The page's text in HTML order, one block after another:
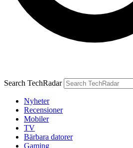
Search TechRadar
Nyheter
Recensioner
Mobiler
TV
Bärbara datorer
Gaming